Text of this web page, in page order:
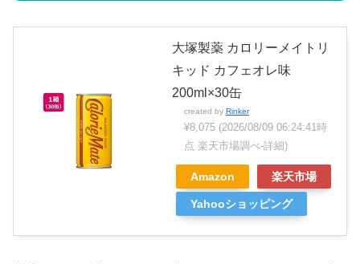
大塚製薬 カロリーメイトリ
キッド カフェオレ味
200ml×30缶
created by Rinker
¥8,075 (2026/08/09 06:24:41時
点 楽天市場調べ-詳細)
Amazon 楽天市場
Yahooショッピング